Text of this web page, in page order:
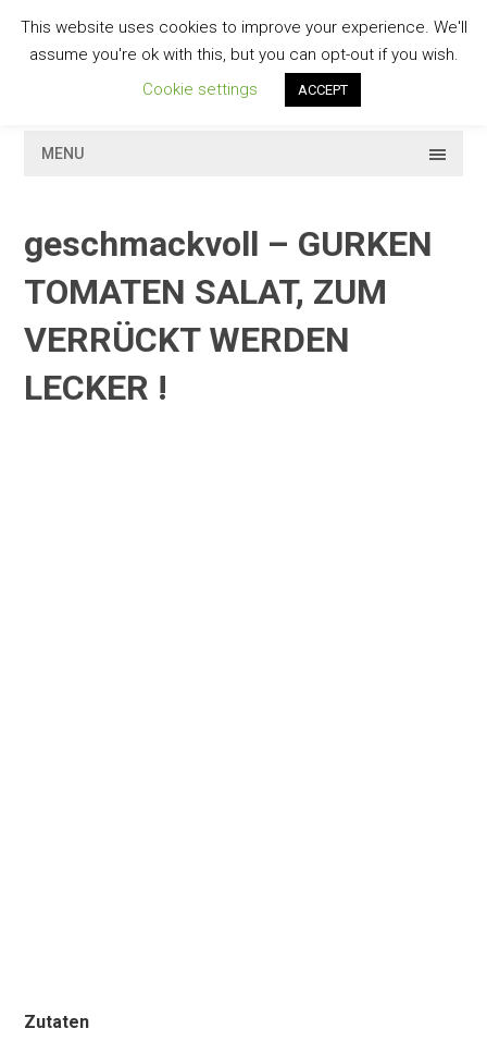
contentGESCHMACKVOLL
MENU
geschmackvoll – GURKEN
TOMATEN SALAT, ZUM
VERRÜCKT WERDEN
LECKER !
Zutaten
This website uses cookies to improve your experience. We'll
assume you're ok with this, but you can opt-out if you wish.
Cookie settings
ACCEPT